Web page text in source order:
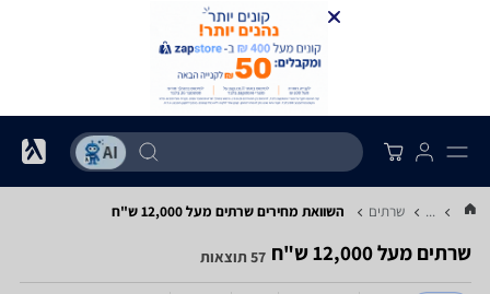
... שרתים השוואת מחירים שרתים ‏מעל 12,000 ‏ש"ח
שרתים ‏מעל 12,000 ‏ש"ח 57 תוצאות